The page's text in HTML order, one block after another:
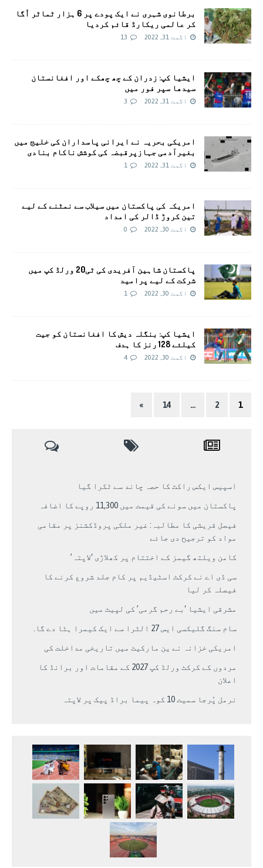
برطانوی شہری نے ایک پودے پر 6 ہزار ٹماٹر اُگا
کر عالمی ریکارڈ قائم کردیا
اگست 31, 2022 13
ایشیا کپ: زدران کے چھ چھکے اور افغانستان
سیدھا سپر فور میں
اگست 31, 2022 3
امریکی بحریہ نے ایرانی پاسداران کی خلیج میں
بغیرآدمی جہازپرقبضہ کی کوشش ناکام بنادی
اگست 31, 2022 1
امریکہ کی پاکستان میں سیلاب سے نمٹنے کے لیے
تین کروڑ ڈالر کی امداد
اگست 30, 2022 0
پاکستان شاہین آفریدی کی ٹی20 ورلڈ کپ میں
شرکت کے لیے پرامید
اگست 30, 2022 1
ایشیا کپ: بنگلہ دیش کا افغانستان کو جیت
کیلئے 128 رنز کا ہدف
اگست 30, 2022 4
1
2
…
14
»
اسپیس ایکس راکٹ کا حصہ چاند سے ٹکرا گیا
پاکستان میں سونے کی قیمت میں 11,300 روپے کا اضافہ
فیصل قریشی کا مطالبہ: غیر ملکی پروڈکشنز پر مقامی
مواد کو ترجیح دی جائے
کامن ویلتھ گیمز کے اختتام پر کھلاڑی ‘لاپتہ’
سی ڈی اے نے کرکٹ اسٹیڈیم پر کام جلد شروع کرنے کا
فیصلہ کر لیا
مشرقی ایشیا ‘بے رحم گرمی’ کی لپیٹ میں
سام سنگ گلیکسی ایس 27 الٹرا سے ایک کیمرا ہٹا دے گا.
امریکی خزانہ نے ین مارکیٹ میں تاریخی مداخلت کی
مردوں کے کرکٹ ورلڈ کپ 2027 کے مقامات اور برانڈ کا
اعلان
نرمل پُرجا سمیت 10 کوہ پیما براڈ پیک پر لاپتہ